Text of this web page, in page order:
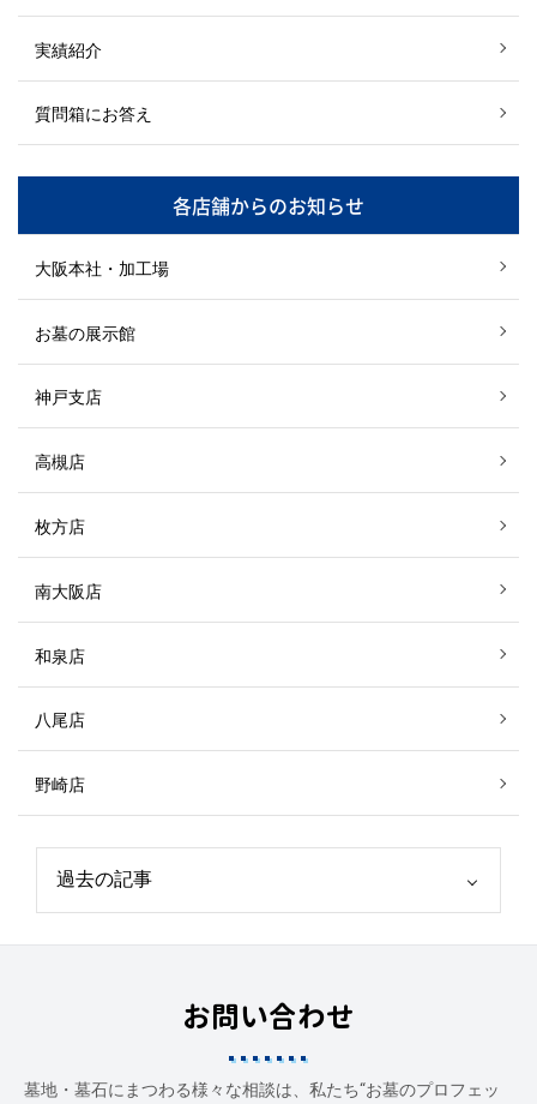
実績紹介
質問箱にお答え
各店舗からのお知らせ
大阪本社・加工場
お墓の展示館
神戸支店
高槻店
枚方店
南大阪店
和泉店
八尾店
野崎店
お問い合わせ
墓地・墓石にまつわる様々な相談は、私たち“お墓のプロフェッ